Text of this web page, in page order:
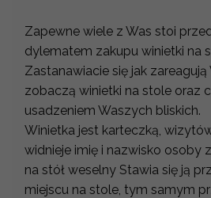
Zapewne wiele z Was stoi
dylematem zakupu winietki na
Zastanawiacie się jak zareagują
zobaczą winietki na stole oraz
usadzeniem Waszych bliskich.
Winietka jest karteczką,
widnieje imię i nazwisko osoby
na stół weselny Stawia się ją
miejscu na stole, tym samym